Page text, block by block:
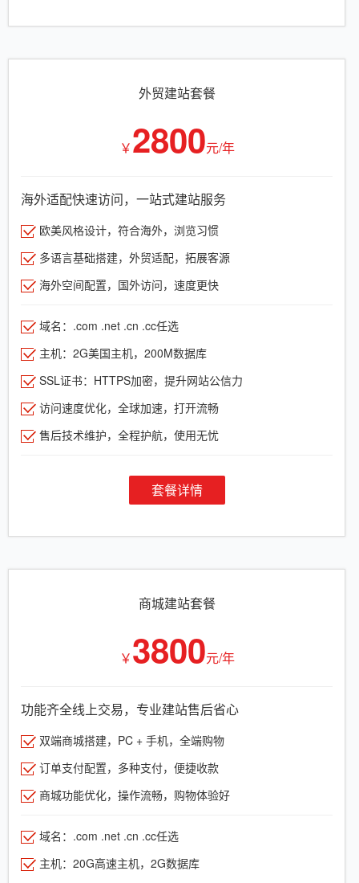
外贸建站套餐
￥2800元/年
海外适配快速访问，一站式建站服务
欧美风格设计，符合海外，浏览习惯
多语言基础搭建，外贸适配，拓展客源
海外空间配置，国外访问，速度更快
域名：.com .net .cn .cc任选
主机：2G美国主机，200M数据库
SSL证书：HTTPS加密，提升网站公信力
访问速度优化，全球加速，打开流畅
售后技术维护，全程护航，使用无忧
套餐详情
商城建站套餐
￥3800元/年
功能齐全线上交易，专业建站售后省心
双端商城搭建，PC + 手机，全端购物
订单支付配置，多种支付，便捷收款
商城功能优化，操作流畅，购物体验好
域名：.com .net .cn .cc任选
主机：20G高速主机，2G数据库